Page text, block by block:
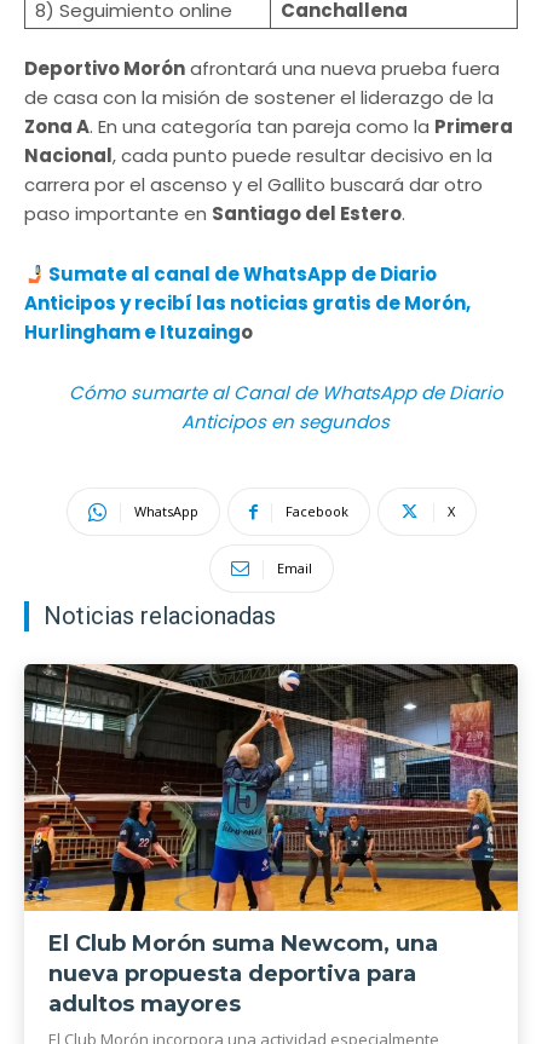
8) Seguimiento online
Canchallena
Deportivo Morónafrontará una nueva prueba fuera
de casa con la misión de sostener el liderazgo de la
Zona A. En una categoría tan pareja como la Primera
Nacional, cada punto puede resultar decisivo en la
carrera por el ascenso y el Gallito buscará dar otro
paso importante en Santiago del Estero.
Sumate al canal de WhatsApp de Diario
Anticipos y recibí las noticias gratis de Morón,
Hurlingham e Ituzaingo
Cómo sumarte al Canal de WhatsApp de Diario
Anticipos en segundos
WhatsApp Facebook X
Email
Noticias relacionadas
El Club Morón suma Newcom, una
nueva propuesta deportiva para
adultos mayores
El Club Morón incorpora una actividad especialmente